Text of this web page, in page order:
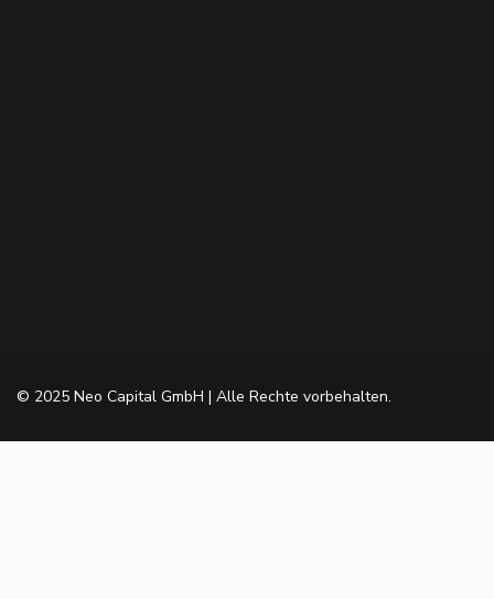
© 2025 Neo Capital GmbH | Alle Rechte vorbehalten.